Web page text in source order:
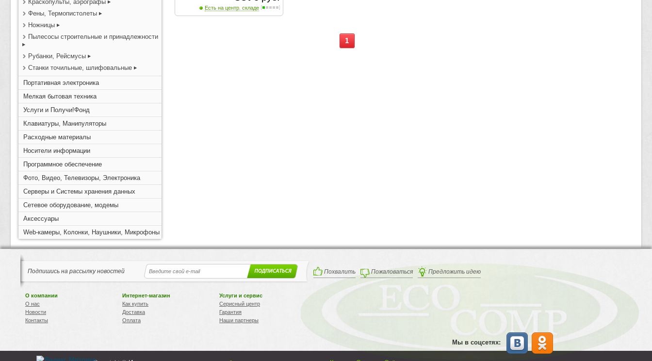
Краскопульты, аэрографы
Фены, Термопистолеты
Ножницы
Пылесосы строительные и принадлежности
Рубанки, Рейсмусы
Станки точильные, шлифовальные
Портативная электроника
Мелкая бытовая техника
Услуги и Получи!Фонд
Клавиатуры, Манипуляторы
Расходные материалы
Носители информации
Программное обеспечение
Фото, Видео, Телевизоры, Электроника
Серверы и Системы хранения данных
Сетевое оборудование, модемы
Аксессуары
Web-камеры, Колонки, Наушники, Микрофоны
Есть на центр. складе
1
Подпишись на рассылку новостей Похвалить Пожаловаться Предложить идею
О компании
О нас
Новости
Контакты
Интернет-магазин
Как купить
Доставка
Оплата
Услуги и сервис
Серисный центр
Гарантия
Наши партнеры
Мы в соцсетях: